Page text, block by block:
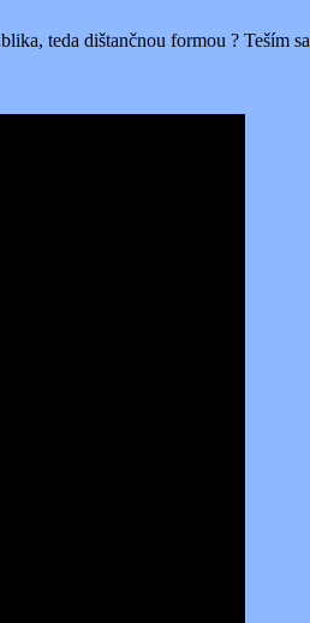
teda dištančnou formou ? Teším sa